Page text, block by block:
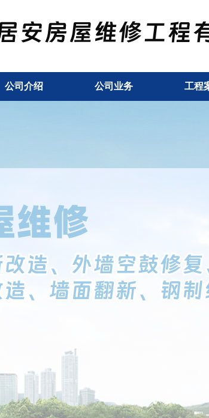
公司介绍 公司业务 工程